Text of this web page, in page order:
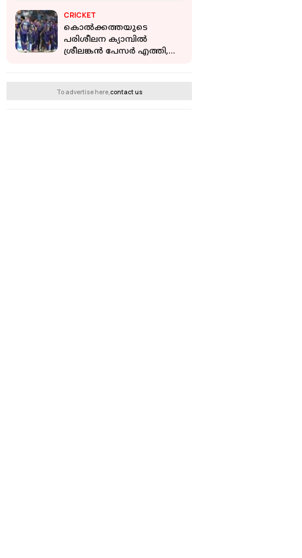
അരുംകൊല
CRICKET
കൊല്‍ക്കത്തയുടെ
പരിശീലന ക്യാമ്പില്‍
ശ്രീലങ്കന്‍ പേസര്‍ എത്തി,
To advertise here, contact us